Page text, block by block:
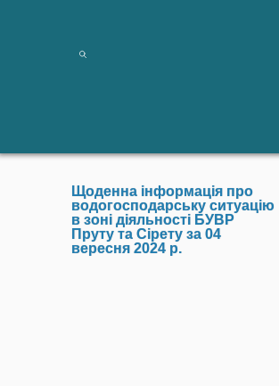
Щоденна інформація про
водогосподарську ситуацію
в зоні діяльності БУВР
Пруту та Сірету за 04
вересня 2024 р.